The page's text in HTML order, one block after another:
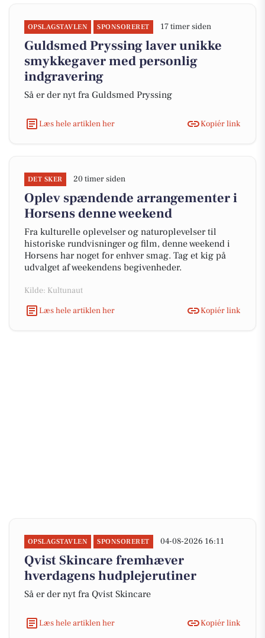
OPSLAGSTAVLEN SPONSORERET 17 timer siden
Guldsmed Pryssing laver unikke
smykkegaver med personlig
indgravering
Så er der nyt fra Guldsmed Pryssing
Læs hele artiklen her Kopiér link
DET SKER 20 timer siden
Oplev spændende arrangementer i
Horsens denne weekend
Fra kulturelle oplevelser og naturoplevelser til
historiske rundvisninger og film, denne weekend i
Horsens har noget for enhver smag. Tag et kig på
udvalget af weekendens begivenheder.
Kilde: Kultunaut
Læs hele artiklen her
Kopiér link
OPSLAGSTAVLEN SPONSORERET 04-08-2026 16:11
Qvist Skincare fremhæver
hverdagens hudplejerutiner
Så er der nyt fra Qvist Skincare
Læs hele artiklen her Kopiér link